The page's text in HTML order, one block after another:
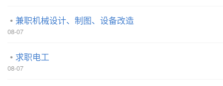
兼职机械设计、制图、设备改造
08-07
求职电工
08-07